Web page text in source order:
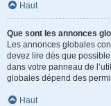
Haut
Que sont les annonces
Les annonces globales
devez lire dès que
dans votre panneau de
globales dépend des
Haut